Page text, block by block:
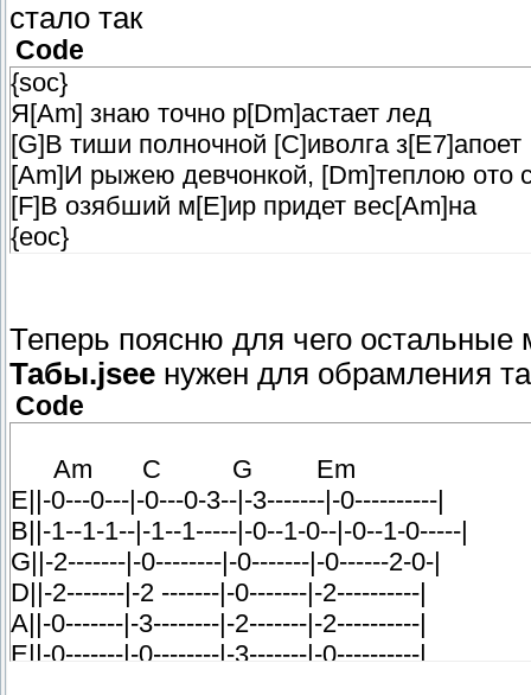
стало так
Code
{soc}
Я[Am] знаю точно р[Dm]астает лед
[G]В тиши полночной [C]иволга з[E7]апоет
[Am]И рыжею девчонкой, [Dm]теплою ото
[F]В озябший м[E]ир придет вес[Am]на
{eoc}
Теперь поясню для чего остальные
Табы.jsee нужен для обрамления
Code
Am C G Em
E||-0---0---|-0---0-3--|-3-------|-0----------|
B||-1--1-1--|-1--1-----|-0--1-0--|-0--1-0-----|
G||-2-------|-0--------|-0-------|-0------2-0-|
D||-2-------|-2 -------|-0-------|-2----------|
A||-0-------|-3--------|-2-------|-2----------|
E||-0-------|-0--------|-3-------|-0----------|